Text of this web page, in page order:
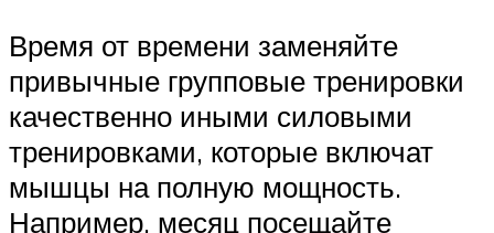
Время от времени заменяйте
привычные групповые тренировки
качественно иными силовыми
тренировками, которые включат
мышцы на полную мощность.
Например, месяц посещайте